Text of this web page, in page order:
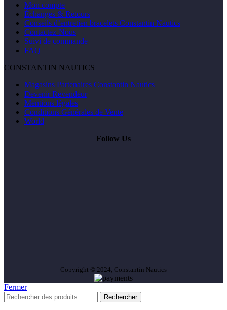
Mon compte
Échanges & Retours
Conseils d’entretien bracelets Constantin Nautics
Contactez-Nous
Suivi de commande
FAQ
CONSTANTIN NAUTICS
Magasins Partenaires Constantin Nautics
Devenir Revendeur
Mentions légales
Conditions Générales de Vente
World
Follow Us
Copyright © 2024, Constantin Nautics
Fermer
Rechercher